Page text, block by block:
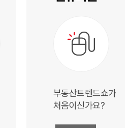
부동산트렌드쇼가
처음이신가요?